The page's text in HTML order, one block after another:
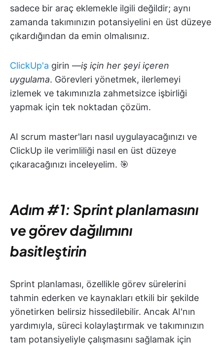
sadece bir araç eklemekle ilgili değildir; aynı
zamanda takımınızın potansiyelini en üst düzeye
çıkardığından da emin olmalısınız.
ClickUp'a girin —iş için her şeyi içeren
uygulama. Görevleri yönetmek, ilerlemeyi
izlemek ve takımınızla zahmetsizce işbirliği
yapmak için tek noktadan çözüm.
AI scrum master'ları nasıl uygulayacağınızı ve
ClickUp ile verimliliği nasıl en üst düzeye
çıkaracağınızı inceleyelim. 🎯
Adım #1: Sprint planlamasını
ve görev dağılımını
basitleştirin
Sprint planlaması, özellikle görev sürelerini
tahmin ederken ve kaynakları etkili bir şekilde
yönetirken belirsiz hissedilebilir. Ancak AI'nın
yardımıyla, süreci kolaylaştırmak ve takımınızın
tam potansiyeliyle çalışmasını sağlamak için